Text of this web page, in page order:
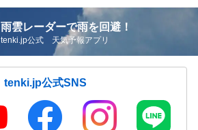
雨雲レーダーで雨を回避！
tenki.jp公式 天気予報アプリ
tenki.jp公式SNS